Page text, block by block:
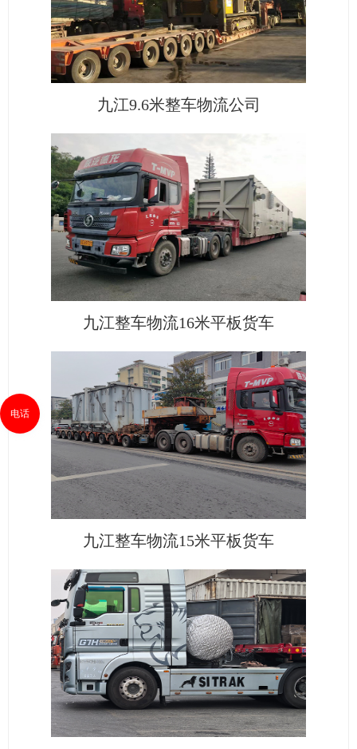
九江9.6米整车物流公司
九江整车物流16米平板货车
九江整车物流15米平板货车
电话